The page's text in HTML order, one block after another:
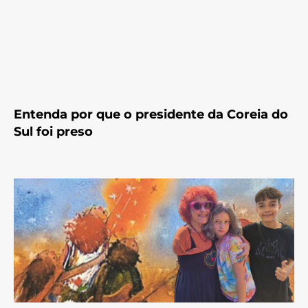
Entenda por que o presidente da Coreia do
Sul foi preso